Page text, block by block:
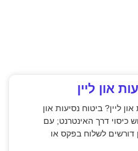
און ליין
ליין? ביטוח נסיעות און
כיסוי דרך האינטרנט; עם
דורשים לשלוח בפקס או